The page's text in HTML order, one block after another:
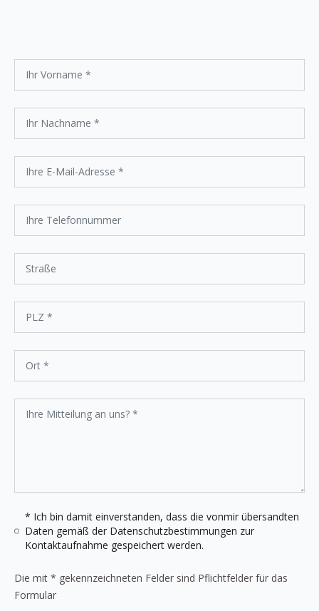
* Ich bin damit einverstanden, dass die vonmir übersandten
Daten gemäß der Datenschutzbestimmungen zur
Kontaktaufnahme gespeichert werden.
Die mit * gekennzeichneten Felder sind Pflichtfelder für das
Formular